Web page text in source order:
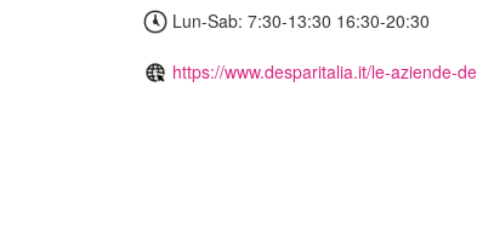
Lun-Sab: 7:30-13:30 16:30-20:30
https://www.desparitalia.it/le-aziende-